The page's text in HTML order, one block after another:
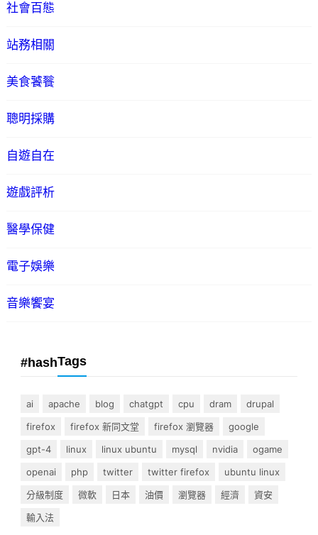
社會百態
站務相關
美食饕餮
聰明採購
自遊自在
遊戲評析
醫學保健
電子娛樂
音樂饗宴
#hashTags
ai apache blog chatgpt cpu dram
drupal
firefox
firefox 新同文堂 firefox 瀏覽器
google
gpt-4
linux linux ubuntu mysql nvidia
ogame
openai
php twitter twitter firefox
ubuntu linux
分級制度
微軟 日本 油價 瀏覽器 經濟
資安
輸入法